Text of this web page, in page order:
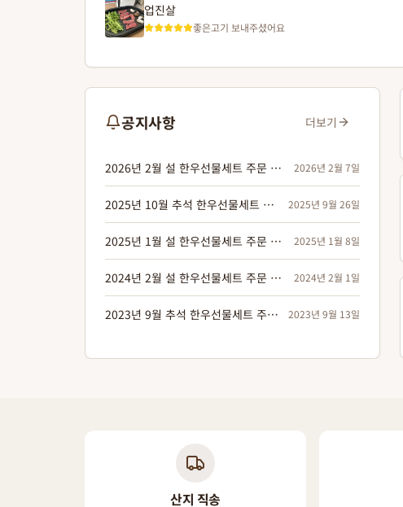
업진살
좋은고기 보내주셨어요
공지사항 더보기
2026년 2월 설 한우선물세트 주문 관련 공지합니다^^ 2026년 2월 7일
2025년 10월 추석 한우선물세트 주문 관련 공지합니다^^ 2025년 9월 26일
2025년 1월 설 한우선물세트 주문 관련 공지합니다^^ 2025년 1월 8일
2024년 2월 설 한우선물세트 주문 관련 공지합니다 2024년 2월 1일
2023년 9월 추석 한우선물세트 주문 관련 공지합니다 2023년 9월 13일
산지 직송